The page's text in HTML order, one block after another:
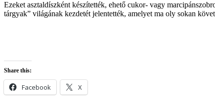
Ezeket asztaldíszként készítették, ehető cukor- vagy
tárgyak” világának kezdetét jelentették, amelyet ma oly sokan
Share this:
Facebook X